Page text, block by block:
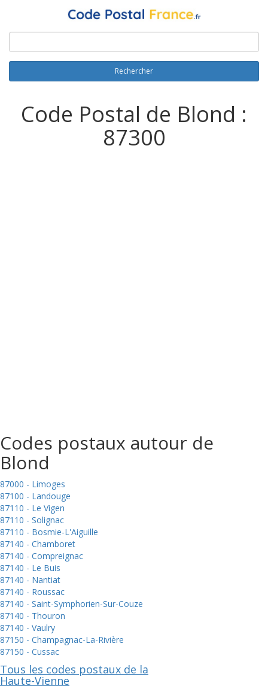
Rechercher
Code Postal de Blond :
87300
Codes postaux autour de
Blond
87000 - Limoges
87100 - Landouge
87110 - Le Vigen
87110 - Solignac
87110 - Bosmie-L'Aiguille
87140 - Chamboret
87140 - Compreignac
87140 - Le Buis
87140 - Nantiat
87140 - Roussac
87140 - Saint-Symphorien-Sur-Couze
87140 - Thouron
87140 - Vaulry
87150 - Champagnac-La-Rivière
87150 - Cussac
Tous les codes postaux de la
Haute-Vienne